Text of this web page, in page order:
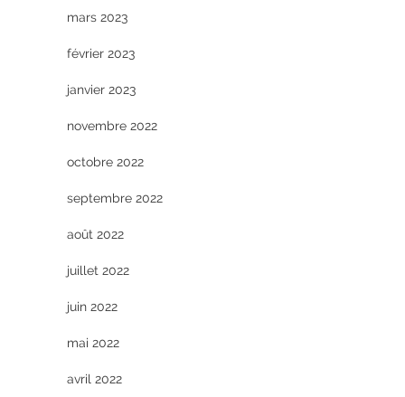
mars 2023
février 2023
janvier 2023
novembre 2022
octobre 2022
septembre 2022
août 2022
juillet 2022
juin 2022
mai 2022
avril 2022